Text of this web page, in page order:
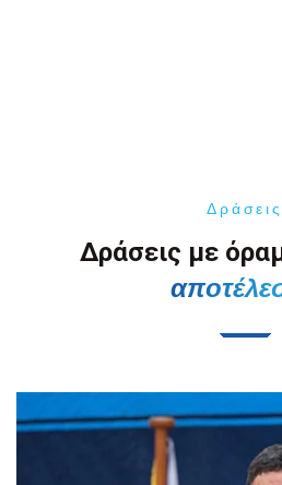
Δράσεις
Δράσεις με